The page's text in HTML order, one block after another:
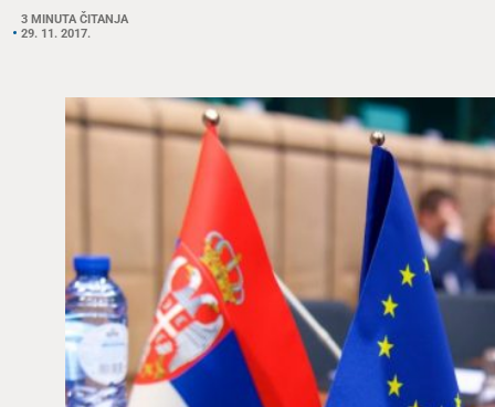
3 MINUTA ČITANJA
29. 11. 2017.